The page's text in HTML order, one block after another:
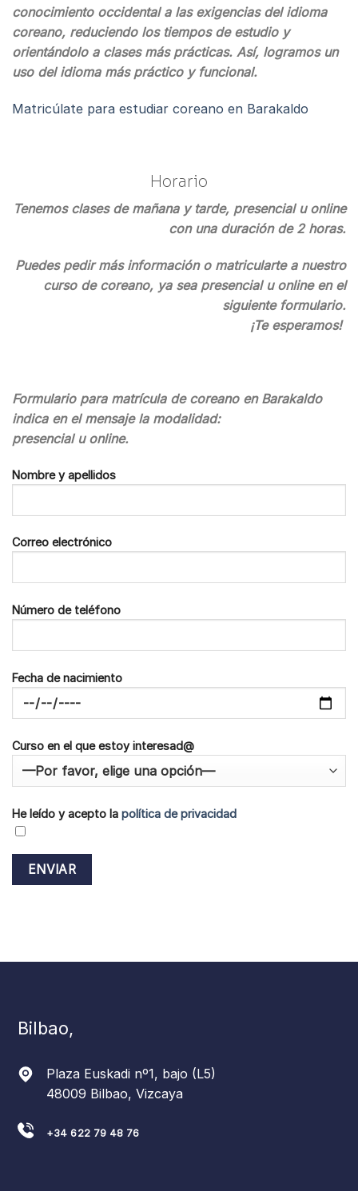
conocimiento occidental a las exigencias del idioma
coreano, reduciendo los tiempos de estudio y
orientándolo a clases más prácticas. Así, logramos un
uso del idioma más práctico y funcional.
Matricúlate para estudiar coreano en Barakaldo
Horario
Tenemos clases de mañana y tarde, presencial u online
con una duración de 2 horas.
Puedes pedir más información o matricularte a nuestro
curso de coreano, ya sea presencial u online en el
siguiente formulario.
¡Te esperamos!
Formulario para matrícula de coreano en Barakaldo
indica en el mensaje la modalidad:
presencial u online.
Nombre y apellidos
Correo electrónico
Número de teléfono
Fecha de nacimiento
Curso en el que estoy interesad@
He leído y acepto la política de privacidad
Bilbao,
Plaza Euskadi nº1, bajo (L5)
48009 Bilbao, Vizcaya
+34 622 79 48 76